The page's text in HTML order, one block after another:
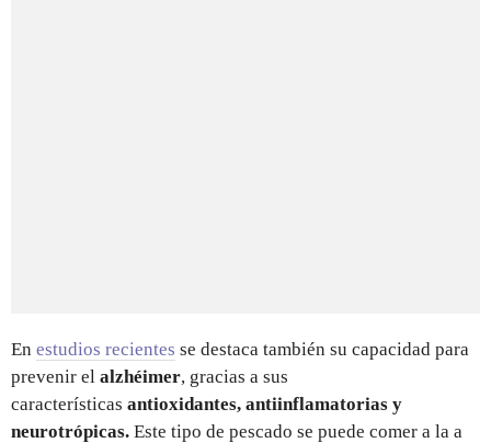
En estudios recientes se destaca también su capacidad para
prevenir el alzhéimer, gracias a sus
características antioxidantes, antiinflamatorias y
neurotrópicas. Este tipo de pescado se puede comer a la a